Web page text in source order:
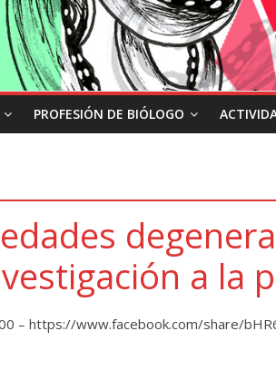
PROFESIÓN DE BIÓLOGO
a la
– https://www.facebook.com/share/